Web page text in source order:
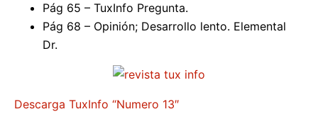
Pág 65 – TuxInfo Pregunta.
Pág 68 – Opinión; Desarrollo lento. Elemental
Dr.
Descarga TuxInfo “Numero 13″